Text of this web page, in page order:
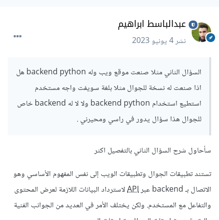
عبدالباسط ابراهيم
نشر4 يونيو 2023
السؤال الثاني مثلا صنعت موقع ويب وله backend python هل
اذا صنعت له نسخة للجوال مثلا بلغة سويفت واجه مستخدم
استطيع استخدام backend python ولا لا له backend خاص
للجوال هذا سؤال يدور في راسي ومحيرني .
سأحاول شرح السؤال الثاني بالتفصيل اكثر
تستند تطبيقات الجوال وتطبيقات الويب إلى نفس المفهوم الأساسي وهو
الاتصال بـ backend عبر
APIلاسترداد البيانات اللازمة لعرض المحتوى
والتفاعل مع المستخدم. ولكن يختلف الأمر في العديد من الجوانب الفنية